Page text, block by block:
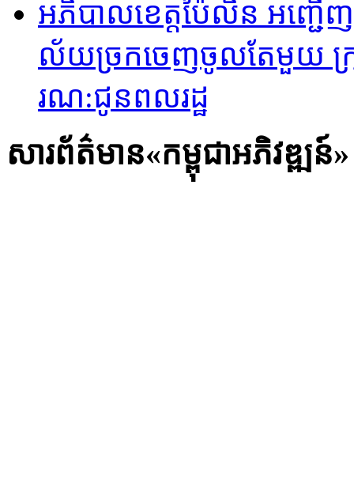
អភិបាល​ខេត្តប៉ៃ​លិន អញ្ជើ
ល័យច្រក​ចេញចូលតែមួយ ក្រុ
រណ:ជូនព​លរដ្ឋ
សារព័ត៌មាន«កម្ពុជាអភិវឌ្ឍន៍»